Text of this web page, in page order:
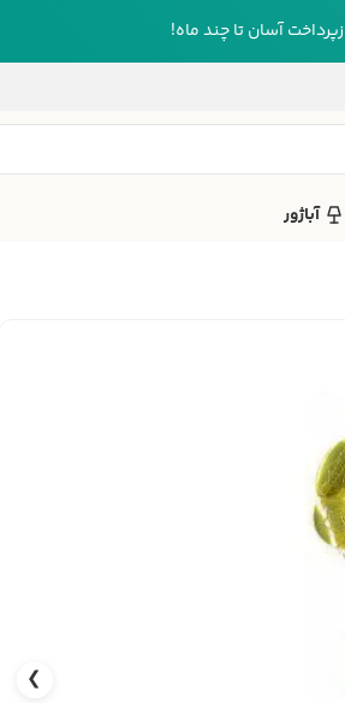
آسان تا چند ماه!
آباژور
❯